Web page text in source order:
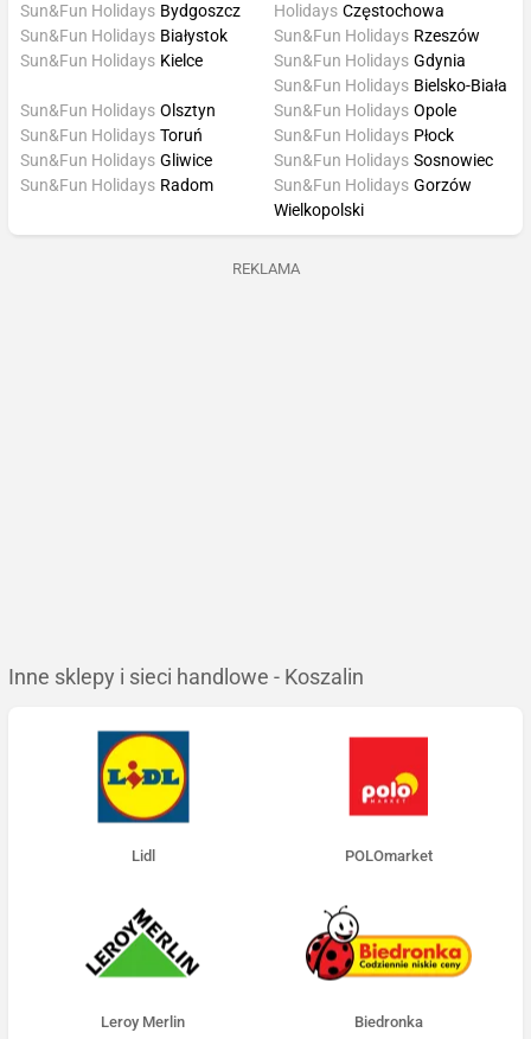
Sun&Fun Holidays Bydgoszcz
Sun&Fun Holidays Białystok
Sun&Fun Holidays Kielce
Holidays Częstochowa
Sun&Fun Holidays Rzeszów
Sun&Fun Holidays Gdynia
Sun&Fun Holidays Bielsko-Biała
Sun&Fun Holidays Olsztyn
Sun&Fun Holidays Toruń
Sun&Fun Holidays Gliwice
Sun&Fun Holidays Radom
Sun&Fun Holidays Opole
Sun&Fun Holidays Płock
Sun&Fun Holidays Sosnowiec
Sun&Fun Holidays Gorzów
Wielkopolski
REKLAMA
Inne sklepy i sieci handlowe - Koszalin
Lidl POLOmarket
Leroy Merlin Biedronka